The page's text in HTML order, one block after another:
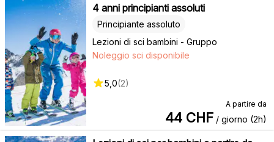
4 anni principianti assoluti
Lezioni di sci bambini - Gruppo
Principiante assoluto
Noleggio sci disponibile
5,0(2)
A partire da
44 CHF / giorno (2h)